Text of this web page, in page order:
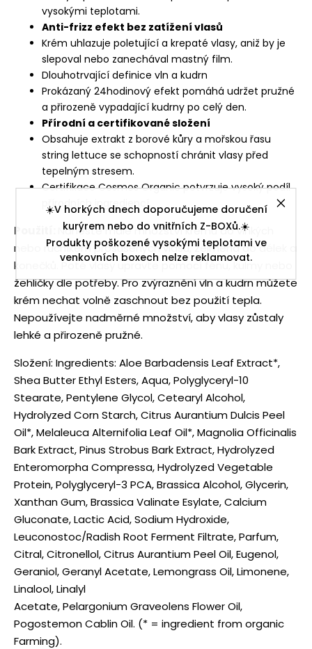
☀️V horkých dnech doporučujeme doručení
kurýrem nebo do vnitřních Z-BOXů.☀️
Produkty poškozené vysokými teplotami ve
venkovních boxech nelze reklamovat.
vysokými teplotami.
Anti-frizz efekt bez zatížení vlasů
Krém uhlazuje poletující a krepaté vlasy, aniž by je
slepoval nebo zanechával mastný film.
Dlouhotrvající definice vln a kudrn
Prokázaný 24hodinový efekt pomáhá udržet pružné
a přirozeně vypadající kudrny po celý den.
Přírodní a certifikované složení
Obsahuje extrakt z borové kůry a mořskou řasu
string lettuce se schopností chránit vlasy před
tepelným stresem.
Certifikace Cosmos Organic potvrzuje vysoký podíl
přírodních ingrediencí.
Použití:
Naneste malé množství krému do vlhkých
nebo ručníkem prosušených vlasů, zejména do délek a
konečků. Poté vlasy upravte pomocí fénu, kulmy nebo
žehličky dle potřeby. Pro zvýraznění vln a kudrn můžete
krém nechat volně zaschnout bez použití tepla.
Nepoužívejte nadměrné množství, aby vlasy zůstaly
lehké a přirozeně pružné.
Složení: Ingredients: Aloe Barbadensis Leaf Extract*,
Shea Butter Ethyl Esters, Aqua, Polyglyceryl-10
Stearate, Pentylene Glycol, Cetearyl Alcohol,
Hydrolyzed Corn Starch, Citrus Aurantium Dulcis Peel
Oil*, Melaleuca Alternifolia Leaf Oil*, Magnolia Officinalis
Bark Extract, Pinus Strobus Bark Extract, Hydrolyzed
Enteromorpha Compressa, Hydrolyzed Vegetable
Protein, Polyglyceryl-3 PCA, Brassica Alcohol, Glycerin,
Xanthan Gum, Brassica Valinate Esylate, Calcium
Gluconate, Lactic Acid, Sodium Hydroxide,
Leuconostoc/Radish Root Ferment Filtrate, Parfum,
Citral, Citronellol, Citrus Aurantium Peel Oil, Eugenol,
Geraniol, Geranyl Acetate, Lemongrass Oil, Limonene,
Linalool, Linalyl
Acetate, Pelargonium Graveolens Flower Oil,
Pogostemon Cablin Oil. (* = ingredient from organic
Farming).